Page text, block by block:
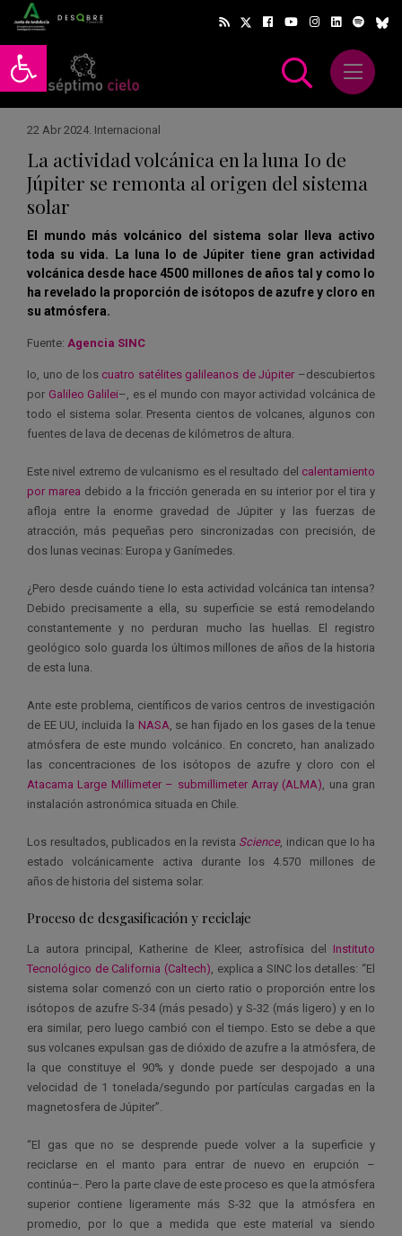
Abrir barra de herramientas
Abrir
22 Abr 2024. Internacional
La actividad volcánica en la luna Io de
Júpiter se remonta al origen del sistema
solar
El mundo más volcánico del sistema solar lleva activo
toda su vida. La luna Io de Júpiter tiene gran actividad
volcánica desde hace 4500 millones de años tal y como lo
ha revelado la proporción de isótopos de azufre y cloro en
su atmósfera.
Fuente: Agencia SINC
Io, uno de loscuatro satélites galileanos de Júpiter –descubiertos
por Galileo Galilei–, es el mundo con mayor actividad volcánica de
todo el sistema solar. Presenta cientos de volcanes, algunos con
fuentes de lava de decenas de kilómetros de altura.
Este nivel extremo de vulcanismo es el resultado del calentamiento
por marea debido a la fricción generada en su interior por el tira y
afloja entre la enorme gravedad de Júpiter y las fuerzas de
atracción, más pequeñas pero sincronizadas con precisión, de
dos lunas vecinas: Europa y Ganímedes.
¿Pero desde cuándo tiene Io esta actividad volcánica tan intensa?
Debido precisamente a ella, su superficie se está remodelando
constantemente y no perduran mucho las huellas. El registro
geológico solo guarda los últimos millones de años de la historia
de esta luna.
Ante este problema, científicos de varios centros de investigación
de EE UU, incluida la NASA, se han fijado en los gases de la tenue
atmósfera de este mundo volcánico. En concreto, han analizado
las concentraciones de los isótopos de azufre y cloro con el
Atacama Large Millimeter – submillimeter Array (ALMA), una gran
instalación astronómica situada en Chile.
Los resultados, publicados en la revista Science, indican que Io ha
estado volcánicamente activa durante los 4.570 millones de
años de historia del sistema solar.
Proceso de desgasificación y reciclaje
La autora principal, Katherine de Kleer, astrofísica del Instituto
Tecnológico de California (Caltech), explica a SINC los detalles: “El
sistema solar comenzó con un cierto ratio o proporción entre los
isótopos de azufre S-34 (más pesado) y S-32 (más ligero) y en Io
era similar, pero luego cambió con el tiempo. Esto se debe a que
sus volcanes expulsan gas de dióxido de azufre a la atmósfera, de
la que constituye el 90% y donde puede ser despojado a una
velocidad de 1 tonelada/segundo por partículas cargadas en la
magnetosfera de Júpiter”.
“El gas que no se desprende puede volver a la superficie y
reciclarse en el manto para entrar de nuevo en erupción –
continúa–. Pero la parte clave de este proceso es que la atmósfera
superior contiene ligeramente más S-32 que la atmósfera en
promedio, por lo que a medida que este material va siendo